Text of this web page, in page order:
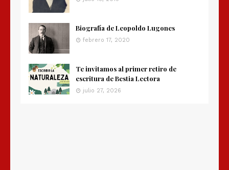
Biografía de Leopoldo Lugones
febrero 17, 2020
Te invitamos al primer retiro de
escritura de Bestia Lectora
julio 27, 2026